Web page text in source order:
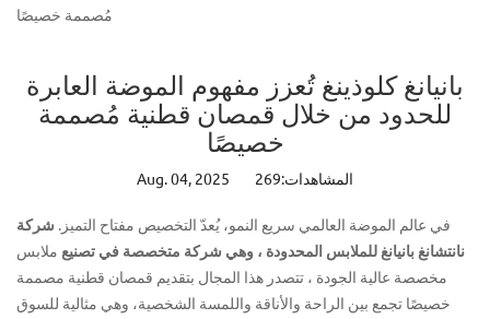
مُصممة خصيصًا
بانيانغ كلوذينغ تُعزز مفهوم الموضة العابرة
للحدود من خلال قمصان قطنية مُصممة
خصيصًا
Aug. 04, 2025 المشاهدات:269
في عالم الموضة العالمي سريع النمو، يُعدّ التخصيص مفتاح التميز. شركة
نانتشانغ بانيانغ للملابس المحدودة ، وهي شركة متخصصة في تصنيع ملابس
مخصصة عالية الجودة ، تتصدر هذا المجال بتقديم قمصان قطنية مصممة
خصيصًا تجمع بين الراحة والأناقة واللمسة الشخصية، وهي مثالية للسوق